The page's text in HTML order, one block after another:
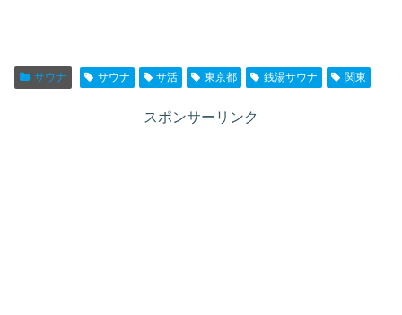
サウナ サウナ サ活 東京都 銭湯サウナ 関東
スポンサーリンク